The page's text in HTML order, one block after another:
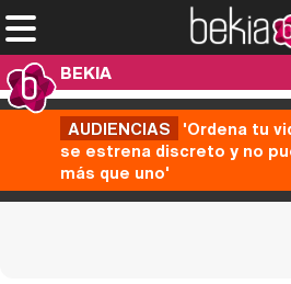
BEKIA
AUDIENCIAS 'Ordena tu
se estrena discreto y no
más que uno'